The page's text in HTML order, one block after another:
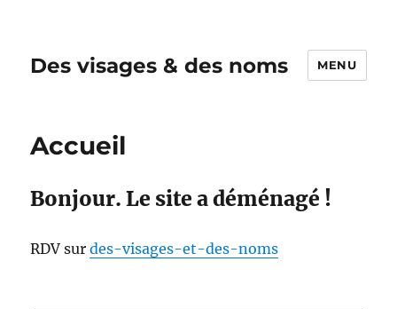
Des visages & des noms MENU
Accueil
Bonjour. Le site a déménagé !
RDV surdes-visages-et-des-noms